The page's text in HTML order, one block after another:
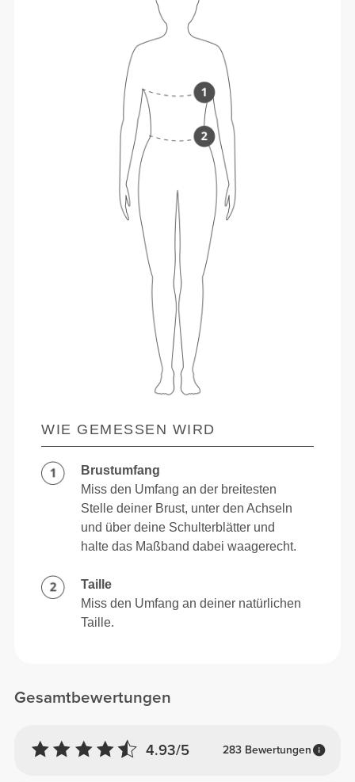
Gesamtbewertungen
4.93/5 283 Bewertungen
WIE GEMESSEN WIRD
Brustumfang
Miss den Umfang an der breitesten
Stelle deiner Brust, unter den Achseln
und über deine Schulterblätter und
halte das Maßband dabei waagerecht.
Taille
Miss den Umfang an deiner natürlichen
Taille.